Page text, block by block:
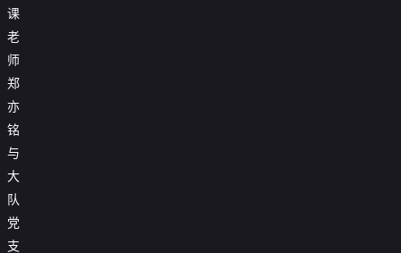
课
老
师
郑
亦
铭
与
大
队
党
支